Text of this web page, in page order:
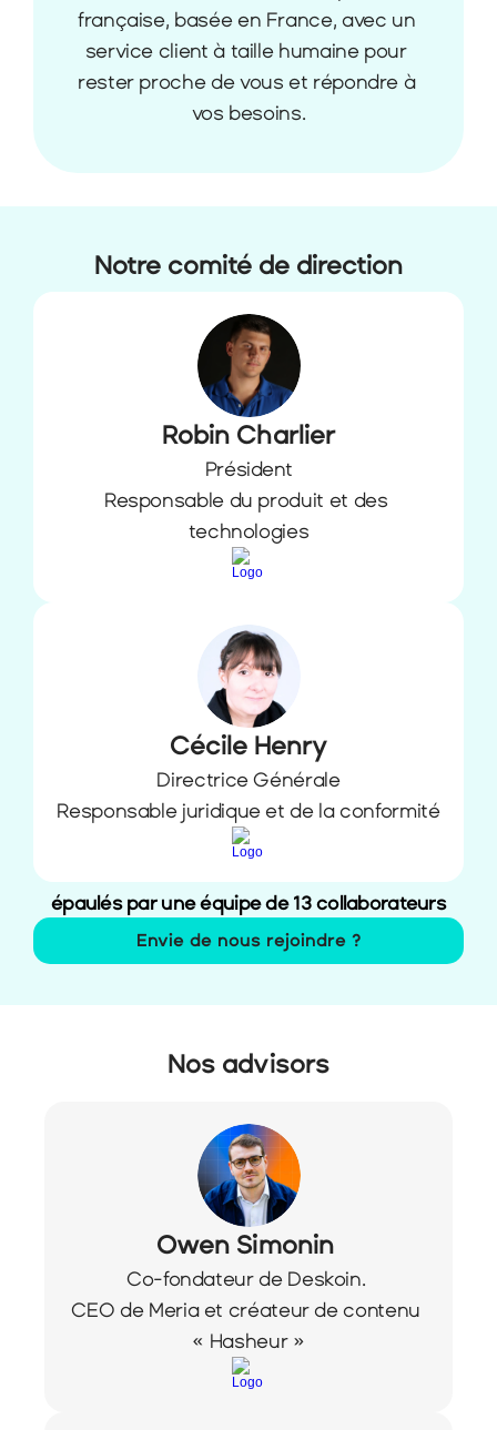
française, basée en France, avec un
service client à taille humaine pour
rester proche de vous et répondre à
vos besoins.
Notre comité de direction
Robin Charlier
Président
Responsable du produit et des
technologies
Cécile Henry
Directrice Générale
Responsable juridique et de la conformité
épaulés par une équipe de 13 collaborateurs
Envie de nous rejoindre ?
Nos advisors
Owen Simonin
Co-fondateur de Deskoin.
CEO de Meria et créateur de contenu
« Hasheur »